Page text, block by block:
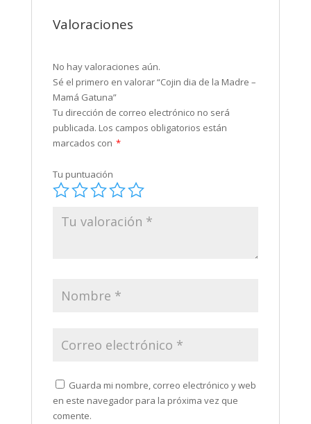
Valoraciones
No hay valoraciones aún.
Sé el primero en valorar “Cojin dia de la Madre –
Mamá Gatuna”
Tu dirección de correo electrónico no será
publicada. Los campos obligatorios están
marcados con *
Tu puntuación
Guarda mi nombre, correo electrónico y web
en este navegador para la próxima vez que
comente.